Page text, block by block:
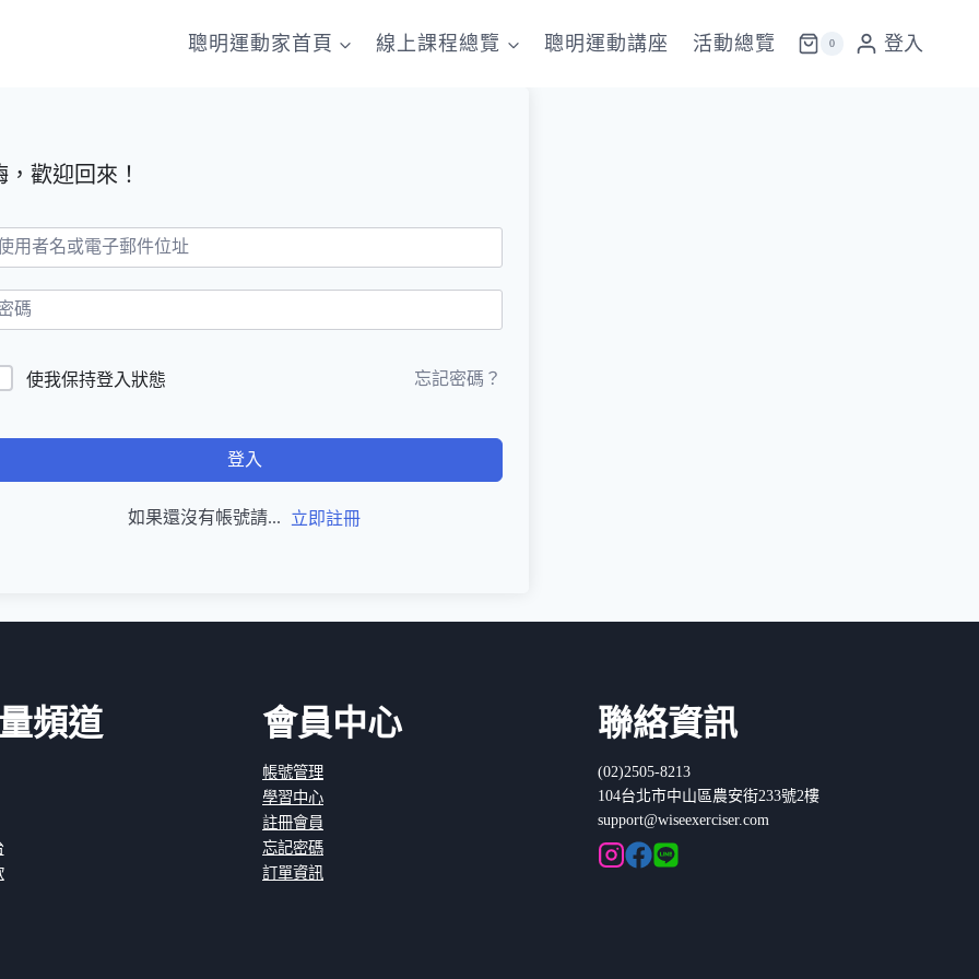
聰明運動家首頁 線上課程總覽 聰明運動講座 活動總覽 0 登入
，歡迎回來！
使我保持登入狀態 忘記密碼？
登入
如果還沒有帳號請... 立即註冊
頻道 會員中心
帳號管理
學習中心
註冊會員
忘記密碼
訂單資訊
聯絡資訊
(02)2505-8213
104台北市中山區農安街233號2樓
support@wiseexerciser.com